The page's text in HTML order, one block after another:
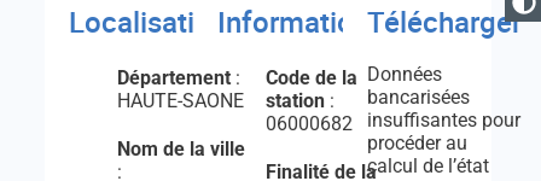
Localisation
Département :
HAUTE-SAONE
Nom de la ville
:
Informations
Code de la
station :
06000682
Finalité de la
Télécharger
Données
bancarisées
insuffisantes pour
procéder au
calcul de l’état